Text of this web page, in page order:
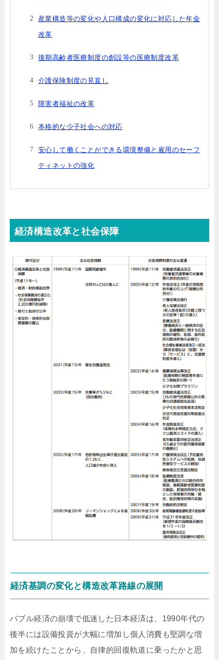
産業構造等の変化や人口構成の変化に対応した年金
改革
後期高齢者医療制度の創設等の医療制度改革
介護保険制度の見直し
障害者福祉の改革
本格的な少子社会への対応
安心して働くことができる環境整備と雇用のセーフ
ティネットの強化
経済構造改革と社会保障
経済基調の変化と構造改革路線の展開
バブル経済の崩壊で低迷した日本経済は、1990年代の
後半には設備投資が大幅に増加し個人消費も堅調な増
加を続けたことから、自律的回復軌道に乗ったかと思